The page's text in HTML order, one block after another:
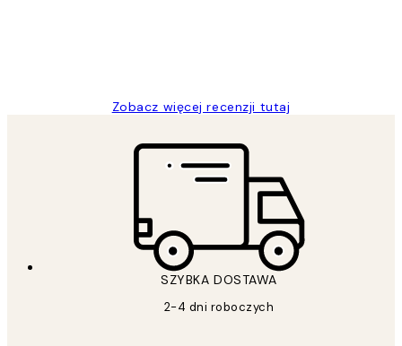
Zobacz więcej recenzji tutaj
SZYBKA DOSTAWA
2-4 dni roboczych